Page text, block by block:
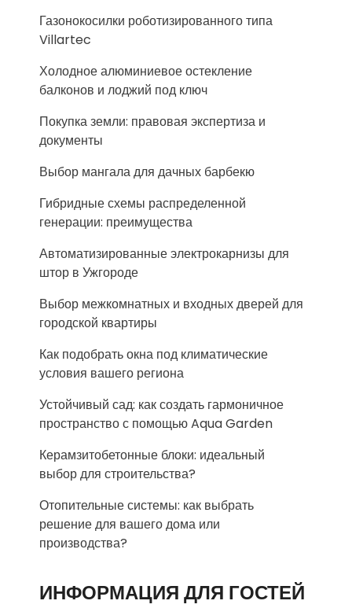
Газонокосилки роботизированного типа
Villartec
Холодное алюминиевое остекление
балконов и лоджий под ключ
Покупка земли: правовая экспертиза и
документы
Выбор мангала для дачных барбекю
Гибридные схемы распределенной
генерации: преимущества
Автоматизированные электрокарнизы для
штор в Ужгороде
Выбор межкомнатных и входных дверей для
городской квартиры
Как подобрать окна под климатические
условия вашего региона
Устойчивый сад: как создать гармоничное
пространство с помощью Aqua Garden
Керамзитобетонные блоки: идеальный
выбор для строительства?
Отопительные системы: как выбрать
решение для вашего дома или
производства?
ИНФОРМАЦИЯ ДЛЯ ГОСТЕЙ